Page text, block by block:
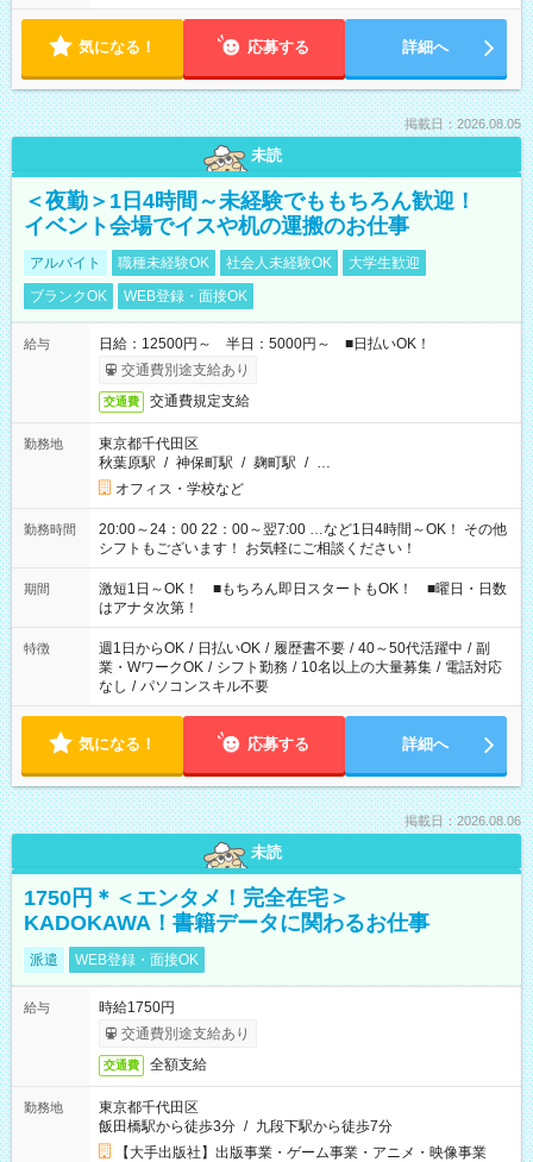
気になる！ 応募する 詳細へ
掲載日：2026.08.05
未読
＜夜勤＞1日4時間～未経験でももちろん歓迎！
イベント会場でイスや机の運搬のお仕事
アルバイト 職種未経験OK 社会人未経験OK
大学生歓迎
ブランクOK
WEB登録・面接OK
給与
日給：12500円～ 半日：5000円～ ■日払いOK！
交通費別途支給あり
交通費 交通費規定支給
勤務地
東京都千代田区
秋葉原駅 / 神保町駅 / 麹町駅 / …
オフィス・学校など
勤務時間
20:00～24：00 22：00～翌7:00 …など1日4時間～OK！ その他
シフトもございます！ お気軽にご相談ください！
期間
激短1日～OK！ ■もちろん即日スタートもOK！ ■曜日・日数
はアナタ次第！
特徴 週1日からOK / 日払いOK / 履歴書不要 / 40～50代活躍中 / 副
業・WワークOK / シフト勤務 / 10名以上の大量募集 / 電話対応
なし / パソコンスキル不要
気になる！ 応募する 詳細へ
掲載日：2026.08.06
未読
1750円＊＜エンタメ！完全在宅＞
KADOKAWA！書籍データに関わるお仕事
派遣 WEB登録・面接OK
給与
時給1750円
交通費別途支給あり
交通費 全額支給
勤務地
東京都千代田区
飯田橋駅から徒歩3分 / 九段下駅から徒歩7分
【大手出版社】出版事業・ゲーム事業・アニメ・映像事業